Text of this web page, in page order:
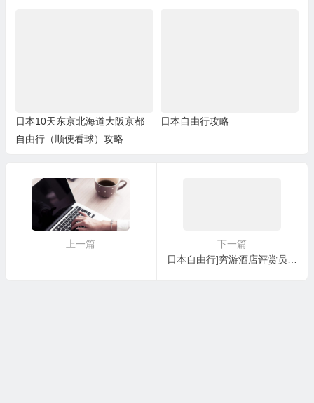
日本10天东京北海道大阪京都
自由行（顺便看球）攻略
日本自由行攻略
上一篇
下一篇
日本自由行]穷游酒店评赏员是神马体验？樱花未满的东京（富士山 增上寺 吉卜力 明治神宫 上野 东京国立博物馆）